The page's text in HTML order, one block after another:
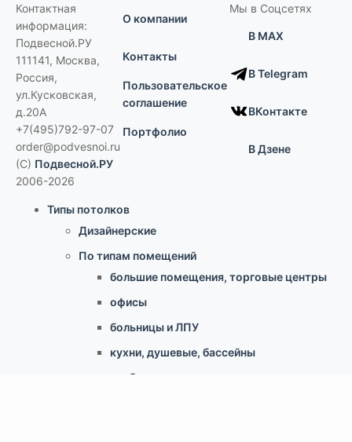
Контактная
информация:
Подвесной.РУ
111141, Москва,
Россия,
ул.Кусковская,
д.20А
+7(495)792-97-07
order@podvesnoi.ru
(C) Подвесной.РУ
2006-2026
О компании
Контакты
Пользовательское
соглашение
Портфолио
Мы в Соцсетях
В MAX
В Telegram
ВКонтакте
В Дзене
Типы потолков
Дизайнерские
По типам помещений
большие помещения, торговые центры
офисы
больницы и ЛПУ
кухни, душевые, бассейны
учебные классы, переговорные,